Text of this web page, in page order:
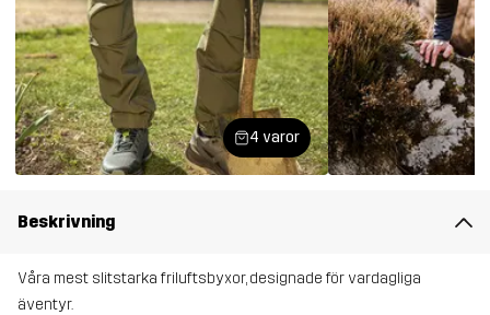
4 varor
Beskrivning
Våra mest slitstarka friluftsbyxor, designade för vardagliga
äventyr.